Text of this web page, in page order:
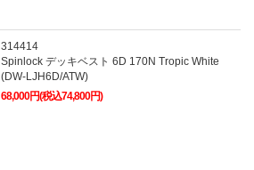
314414
Spinlock デッキベスト 6D 170N Tropic White
(DW-LJH6D/ATW)
68,000円(税込74,800円)